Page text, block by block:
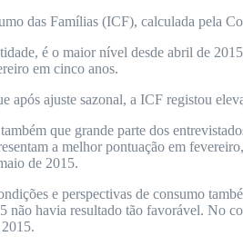
das Famílias (ICF), calculada pela
é o maior nível desde abril de
em cinco anos.
após ajuste sazonal, a ICF registou
que grande parte dos
a melhor pontuação em
de 2015.
e perspectivas de consumo
não havia resultado tão favorável. No